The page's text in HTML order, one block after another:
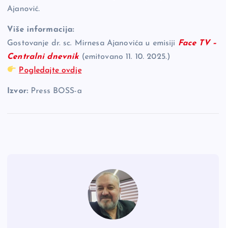
Ajanović.
Više informacija:
Gostovanje dr. sc. Mirnesa Ajanovića u emisiji Face TV –
Centralni dnevnik(emitovano 11. 10. 2025.)
Pogledajte ovdje
Izvor:Press BOSS-a